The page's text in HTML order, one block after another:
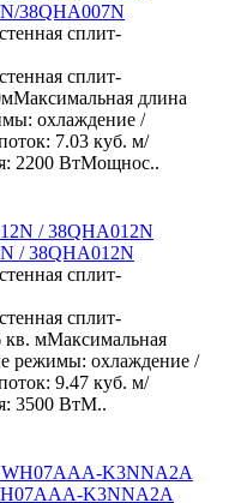
38QHA007N
сплит-
сплит-
длина
охлаждение /
7.03 куб. м/
2200 ВтМощнос..
/ 38QHA012N
сплит-
сплит-
кв. мМаксимальная
режимы: охлаждение /
9.47 куб. м/
3500 ВтМ..
K3NNA2A